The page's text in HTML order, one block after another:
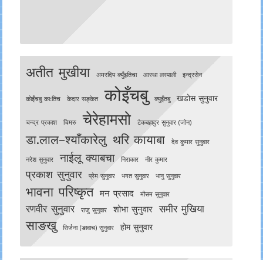
अतीत मुखीया अमरदिप क्युँइतिचा आस्था लस्पाली इन्द्रसेन
काेइँचबु काःतिच केदार सङ्केत कोइँचबु क्युइँतबु खडोस सुनुवार
चन्द्र प्रकाश चिमरु चेरेहामसो टेकबहादुर सुनुवार (जोन)
डा.लाल–श्याँकारेलु थरि कायाबा देव कुमार सुनुवार
नरेश सुनुवार नाईलू क्याबचा निराकार नीर कुमार
प्रकाश सुनुवार प्रेम सुनुवार भगत सुनुवार भानु सुनुवार
भावना परिष्कृत मन प्रसाद मौसम सुनुवार
रणवीर सुनुवार राजु सुनुवार शोभा सुनुवार समीर मुखिया
साङखु सिर्जना (ङावाच) सुनुवार होम सुनुवार